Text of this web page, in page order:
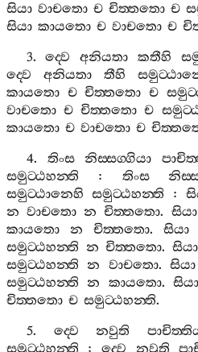
සියා වාචතො ච චිත‍්තතො ච
සියා කායතො ච වාචතො ච
3.ද‍්වෙ අනියතා කතීහි
ද‍්වෙ
අනියතා තීහි
කායතො ච චිත‍්තතො ච
වාචතො ච චිත‍්තතො ච
කායතො ච වාචතො ච
4. තිංස නිස‍්සග‍්ගියා
සමුට‍්ඨහන‍්ති : තිංස
සමුට‍්ඨානෙහි
සමුට‍්ඨහන‍්ති :
න වාචතො න චිත‍්තතො. සියා
කායතො
න චිත‍්තතො.සියා
සමුට‍්ඨහන‍්ති න චිත‍්තතො. සියා
සමුට‍්ඨහන‍්ති න වාචතො. සියා
සමුට‍්ඨහන‍්ති න කායතො. සියා
චිත‍්තතො ච සමුට‍්ඨහන‍්ති.
5. ද‍්වෙ නවුති